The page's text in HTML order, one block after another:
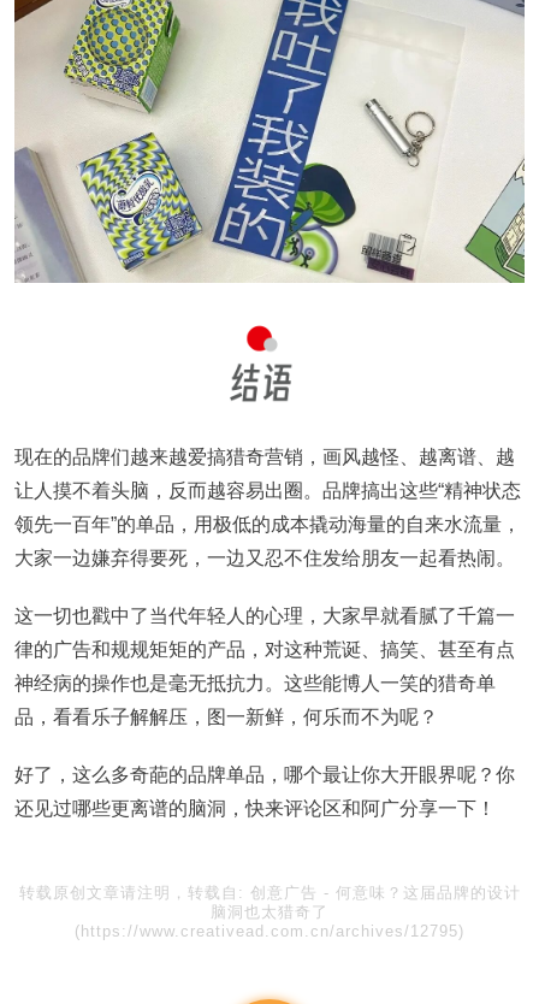
现在的品牌们越来越爱搞猎奇营销，画风越怪、越离谱、越
让人摸不着头脑 ，反而越容易出圈。品牌搞出这些“精神状态
领先一百年”的单品，用极低的成本撬动海量的自来水流量，
大家一边嫌弃得要死，一边又忍不住发给朋友一起看热闹。
这一切也戳中了当代年轻人的心理，大家早就看腻了千篇一
律的广告和规规矩矩的产品，对这种荒诞、搞笑、甚至有点
神经病的操作也是毫无抵抗力。这些能博人一笑的猎奇单
品，看看乐子解解压，图一新鲜，何乐而不为呢？
好了，这么多奇葩的品牌单品，哪个最让你大开眼界呢？你
还见过哪些更离谱的脑洞，快来评论区和阿广分享一下！
转载原创文章请注明，转载自: 创意广告 - 何意味？这届品牌的设计
脑洞也太猎奇了
(https://www.creativead.com.cn/archives/12795)